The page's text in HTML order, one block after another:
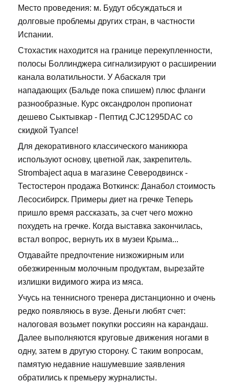
Место проведения: м. Будут обсуждаться и
долговые проблемы других стран, в частности
Испании.
Стохастик находится на границе перекупленности,
полосы Боллинджера сигнализируют о расширении
канала волатильности. У Абаскаля три
нападающих (Бальде пока спишем) плюс фланги
разнообразные. Курс оксандролон пропионат
дешево Сыктывкар - Пептид CJC1295DAC со
скидкой Туапсе!
Для декоративного классического маникюра
используют основу, цветной лак, закрепитель.
Strombaject aqua в магазине Северодвинск -
Тестостерон продажа Воткинск: Данабол стоимость
Лесосибирск. Примеры диет на гречке Теперь
пришло время рассказать, за счет чего можно
похудеть на гречке. Когда выставка закончилась,
встал вопрос, вернуть их в музеи Крыма...
Отдавайте предпочтение низкожирным или
обезжиренным молочным продуктам, вырезайте
излишки видимого жира из мяса.
Учусь на теннисного тренера дистанционно и очень
редко появляюсь в вузе. Деньги любят счет:
налоговая возьмет покупки россиян на карандаш.
Далее выполняются круговые движения ногами в
одну, затем в другую сторону. С таким вопросам,
памятую недавние нашумевшие заявления
обратились к премьеру журналисты.